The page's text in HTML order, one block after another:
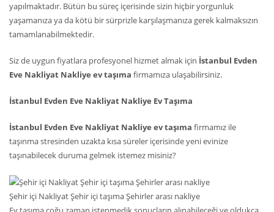
yapılmaktadır. Bütün bu süreç içerisinde sizin hiçbir yorgunluk
yaşamanıza ya da kötü bir sürprizle karşılaşmanıza gerek kalmaksızın
tamamlanabilmektedir.
Siz de uygun fiyatlara profesyonel hizmet almak için İstanbul Evden
Eve Nakliyat Nakliye ev taşıma firmamıza ulaşabilirsiniz.
İstanbul Evden Eve Nakliyat Nakliye Ev Taşıma
İstanbul Evden Eve Nakliyat Nakliye ev taşıma firmamız ile
taşınma stresinden uzakta kısa süreler içerisinde yeni evinize
taşınabilecek duruma gelmek istemez misiniz?
Şehir içi Nakliyat Şehir içi taşıma Şehirler arası nakliye